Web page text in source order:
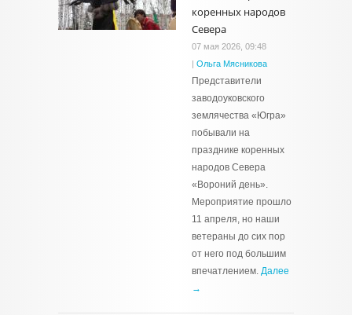
коренных народов
Севера
07 мая 2026, 09:48
| Ольга Мясникова
Представители
заводоуковского
землячества «Югра»
побывали на
празднике коренных
народов Севера
«Вороний день».
Мероприятие прошло
11 апреля, но наши
ветераны до сих пор
от него под большим
впечатлением. Далее
→